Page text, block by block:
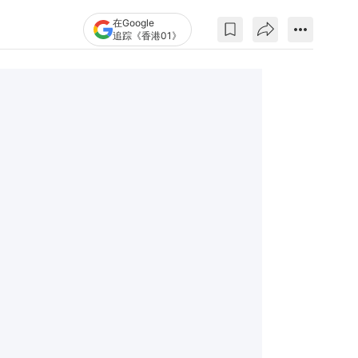
在Google
追踪《香港01》